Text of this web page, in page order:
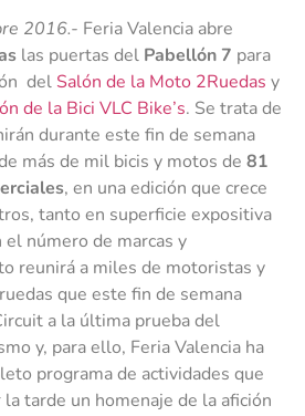
2016.- Feria Valencia abre
las puertas del Pabellón 7 para
del Salón de la Moto 2Ruedas y
de la Bici VLC Bike’s. Se trata de
durante este fin de semana
más de mil bicis y motos de 81
, en una edición que crece
tanto en superficie expositiva
el número de marcas y
reunirá a miles de motoristas y
que este fin de semana
a la última prueba del
y, para ello, Feria Valencia ha
programa de actividades que
tarde un homenaje de la afición